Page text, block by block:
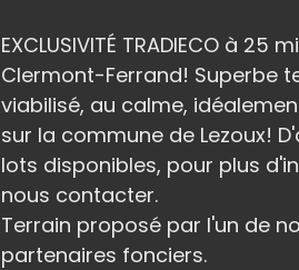
EXCLUSIVITÉ TRADIECO à 25
Clermont-Ferrand! Superbe
viabilisé, au calme,
sur la commune de Lezoux!
lots disponibles, pour plus
nous contacter.
Terrain proposé par l'un de
partenaires fonciers.